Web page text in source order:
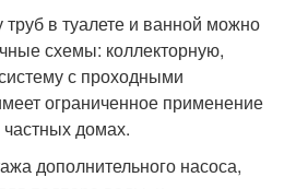
труб в туалете и ванной можно
схемы: коллекторную,
с проходными
ограниченное применение
частных домах.
дополнительного насоса,